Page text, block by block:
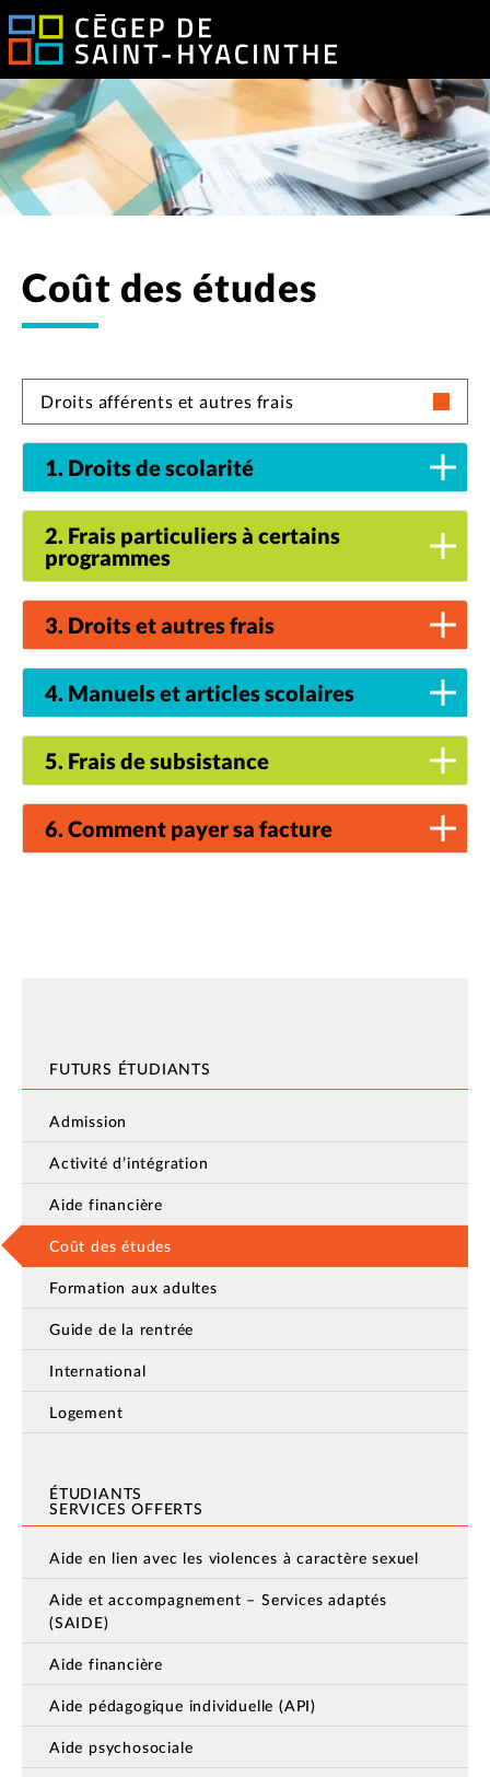
Coût des études
Droits afférents et autres frais
1. Droits de scolarité
2. Frais particuliers à certains
programmes
3. Droits et autres frais
4. Manuels et articles scolaires
5. Frais de subsistance
6. Comment payer sa facture
FUTURS ÉTUDIANTS
Admission
Activité d’intégration
Aide financière
Coût des études
Formation aux adultes
Guide de la rentrée
International
Logement
ÉTUDIANTS
SERVICES OFFERTS
Aide en lien avec les violences à caractère sexuel
Aide et accompagnement – Services adaptés
(SAIDE)
Aide financière
Aide pédagogique individuelle (API)
Aide psychosociale